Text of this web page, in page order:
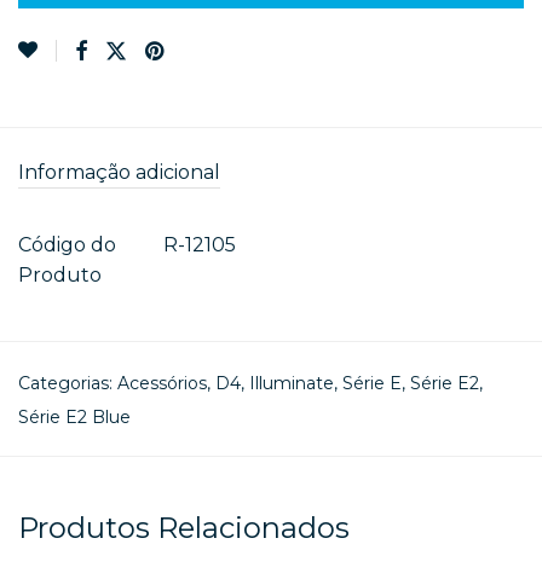
Informação adicional
Código do
Produto
R-12105
Categorias: Acessórios, D4, Illuminate, Série E, Série E2,
Série E2 Blue
Produtos Relacionados